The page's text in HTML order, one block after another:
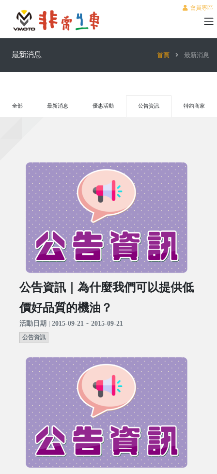
會員專區
最新消息 首頁 最新消息
全部 最新消息 優惠活動 公告資訊 特約商家
公告資訊｜為什麼我們可以提供低
價好品質的機油？
活動日期 | 2015-09-21 ~ 2015-09-21
公告資訊